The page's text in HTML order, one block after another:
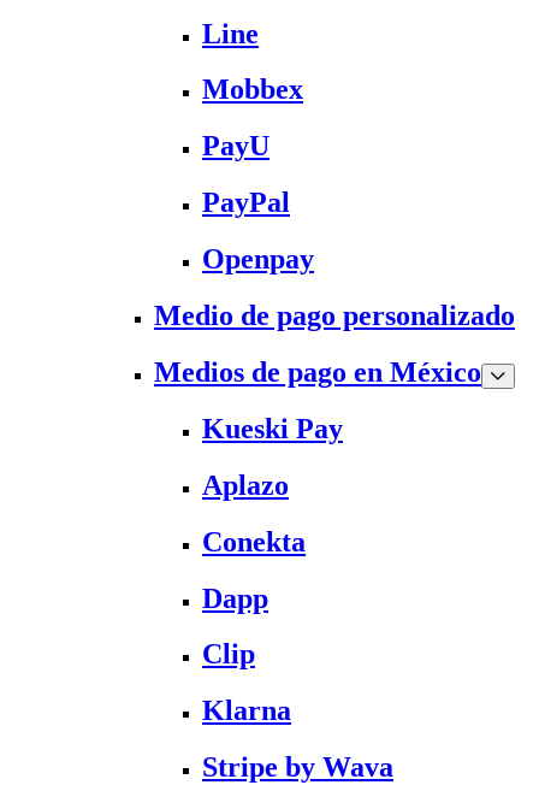
Line
Mobbex
PayU
PayPal
Openpay
Medio de pago personalizado
Medios de pago en México
Kueski Pay
Aplazo
Conekta
Dapp
Clip
Klarna
Stripe by Wava